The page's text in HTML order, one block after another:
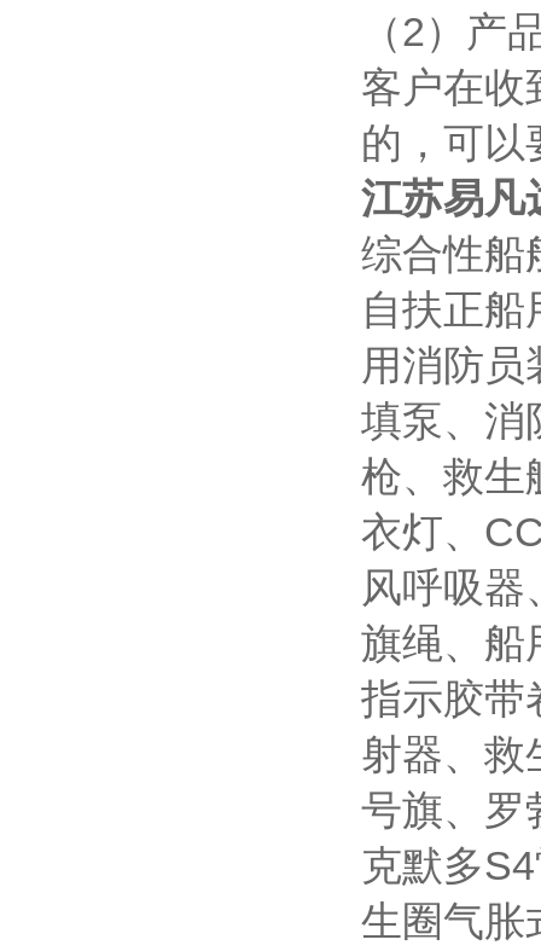
（2）产
客户在收
的，可以
江苏易凡
综合性船
自扶正
用消防
填泵、消
枪、救生
衣灯、
风呼吸
旗绳、船
指示胶带
射器、救
号旗、罗
克默多
生圈气胀